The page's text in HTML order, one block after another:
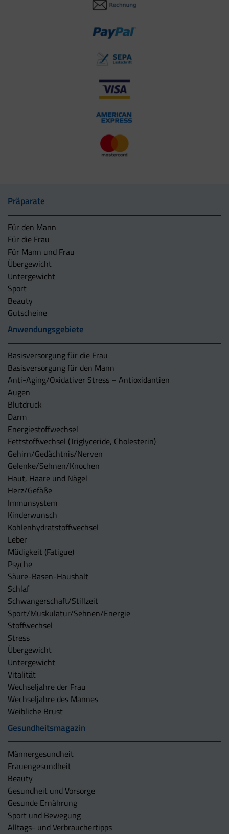
Präparate
Für den Mann
Für die Frau
Für Mann und Frau
Übergewicht
Untergewicht
Sport
Beauty
Gutscheine
Anwendungsgebiete
Basisversorgung für die Frau
Basisversorgung für den Mann
Anti-Aging/Oxidativer Stress – Antioxidantien
Augen
Blutdruck
Darm
Energiestoffwechsel
Fettstoffwechsel (Triglyceride, Cholesterin)
Gehirn/Gedächtnis/Nerven
Gelenke/Sehnen/Knochen
Haut, Haare und Nägel
Herz/Gefäße
Immunsystem
Kinderwunsch
Kohlenhydratstoffwechsel
Leber
Müdigkeit (Fatigue)
Psyche
Säure-Basen-Haushalt
Schlaf
Schwangerschaft/Stillzeit
Sport/Muskulatur/Sehnen/Energie
Stoffwechsel
Stress
Übergewicht
Untergewicht
Vitalität
Wechseljahre der Frau
Wechseljahre des Mannes
Weibliche Brust
Gesundheitsmagazin
Männergesundheit
Frauengesundheit
Beauty
Gesundheit und Vorsorge
Gesunde Ernährung
Sport und Bewegung
Alltags- und Verbrauchertipps